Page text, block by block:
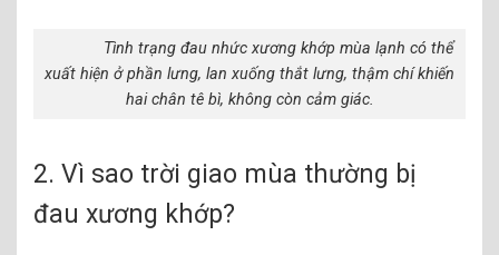
Tình trạng đau nhức xương khớp mùa lạnh có thể
xuất hiện ở phần lưng, lan xuống thắt lưng, thậm chí khiến
hai chân tê bì, không còn cảm giác.
2. Vì sao trời giao mùa thường bị
đau xương khớp?